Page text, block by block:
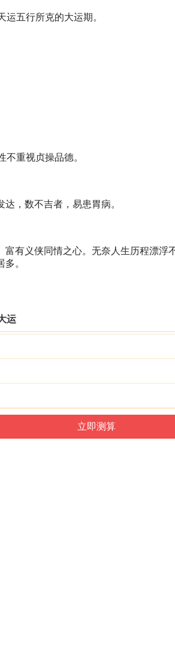
五行所克的大运期。
不重视贞操品德。
达，数不吉者，易患胃病。
有义侠同情之心。无奈人生历程漂
。
运